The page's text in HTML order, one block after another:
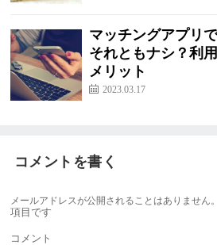
マッチングアプリ
それともナシ？利
メリット
2023.03.17
コメントを書く
メールアドレスが公開されることはありません。
項目です
コメント